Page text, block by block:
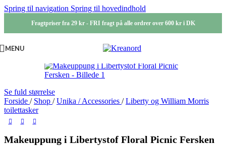
Spring til navigation Spring til hovedindhold
Fragtpriser fra 29 kr - FRI fragt på alle ordrer over 600 kr i DK
MENU
Se fuld størrelse
Forside / Shop / Unika / Accessories / Liberty og William Morris
toilettasker
Makeuppung i Libertystof Floral Picnic Fersken